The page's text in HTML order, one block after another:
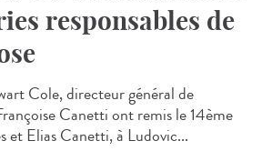
responsables de
Cole, directeur général de
Canetti ont remis le 14ème
et Elias Canetti, à Ludovic...